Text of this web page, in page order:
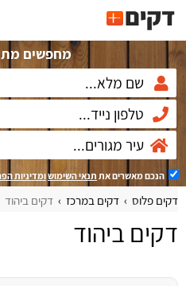
מחפשים
הנכם מאשרים את תנאי השימושומדיניות
דקים פלוס דקים במרכז דקים ביהוד
דקים ביהוד